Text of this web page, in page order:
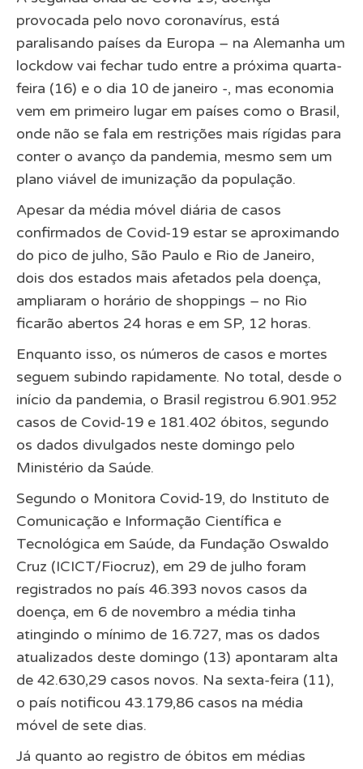
provocada pelo novo coronavírus, está
paralisando países da Europa – na Alemanha um
lockdow vai fechar tudo entre a próxima quarta-
feira (16) e o dia 10 de janeiro -, mas economia
vem em primeiro lugar em países como o Brasil,
onde não se fala em restrições mais rígidas para
conter o avanço da pandemia, mesmo sem um
plano viável de imunização da população.
Apesar da média móvel diária de casos
confirmados de Covid-19 estar se aproximando
do pico de julho, São Paulo e Rio de Janeiro,
dois dos estados mais afetados pela doença,
ampliaram o horário de shoppings – no Rio
ficarão abertos 24 horas e em SP, 12 horas.
Enquanto isso, os números de casos e mortes
seguem subindo rapidamente. No total, desde o
início da pandemia, o Brasil registrou 6.901.952
casos de Covid-19 e 181.402 óbitos, segundo
os dados divulgados neste domingo pelo
Ministério da Saúde.
Segundo o Monitora Covid-19, do Instituto de
Comunicação e Informação Científica e
Tecnológica em Saúde, da Fundação Oswaldo
Cruz (ICICT/Fiocruz), em 29 de julho foram
registrados no país 46.393 novos casos da
doença, em 6 de novembro a média tinha
atingindo o mínimo de 16.727, mas os dados
atualizados deste domingo (13) apontaram alta
de 42.630,29 casos novos. Na sexta-feira (11),
o país notificou 43.179,86 casos na média
móvel de sete dias.
Já quanto ao registro de óbitos em médias